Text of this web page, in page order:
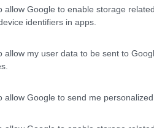
allow Google to enable storage
identifiers in apps.
allow my user data to be sent to
allow Google to send me personalized
si trova tra il mare e il lago
51- Loc. Torre del Lago Puccini
Posizione